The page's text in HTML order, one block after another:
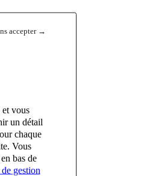
accepter →
vous
un détail
chaque
Vous
bas de
gestion